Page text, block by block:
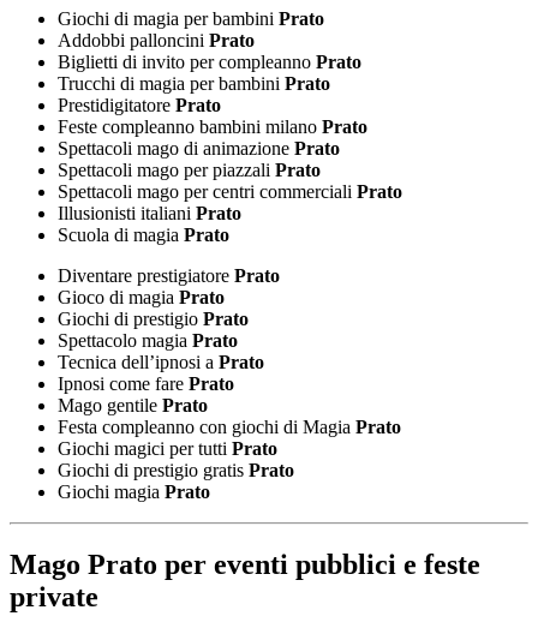
Giochi di magia per bambini Prato
Addobbi palloncini Prato
Biglietti di invito per compleanno Prato
Trucchi di magia per bambini Prato
Prestidigitatore Prato
Feste compleanno bambini milano Prato
Spettacoli mago di animazione Prato
Spettacoli mago per piazzali Prato
Spettacoli mago per centri commerciali Prato
Illusionisti italiani Prato
Scuola di magia Prato
Diventare prestigiatore Prato
Gioco di magia Prato
Giochi di prestigio Prato
Spettacolo magia Prato
Tecnica dell’ipnosi a Prato
Ipnosi come fare Prato
Mago gentile Prato
Festa compleanno con giochi di Magia Prato
Giochi magici per tutti Prato
Giochi di prestigio gratis Prato
Giochi magia Prato
Mago Prato per eventi pubblici e feste
private